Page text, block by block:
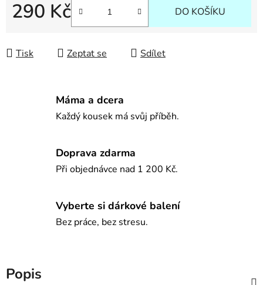
290 Kč DO KOŠÍKU
Tisk Zeptat se Sdílet
Máma a dcera
Každý kousek má svůj příběh.
Doprava zdarma
Při objednávce nad 1 200 Kč.
Vyberte si dárkové balení
Bez práce, bez stresu.
Popis